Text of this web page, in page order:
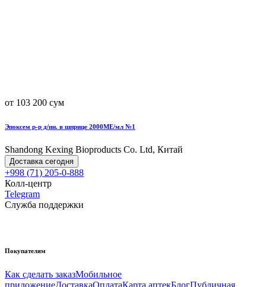
от 103 200 сум
Эпоксем р-р д/ин. в шприце 2000МЕ/мл №1
Shandong Kexing Bioproducts Co. Ltd, Китай
Доставка сегодня
+998 (71) 205-0-888
Колл-центр
Telegram
Служба поддержки
Покупателям
Как сделать заказМобильное